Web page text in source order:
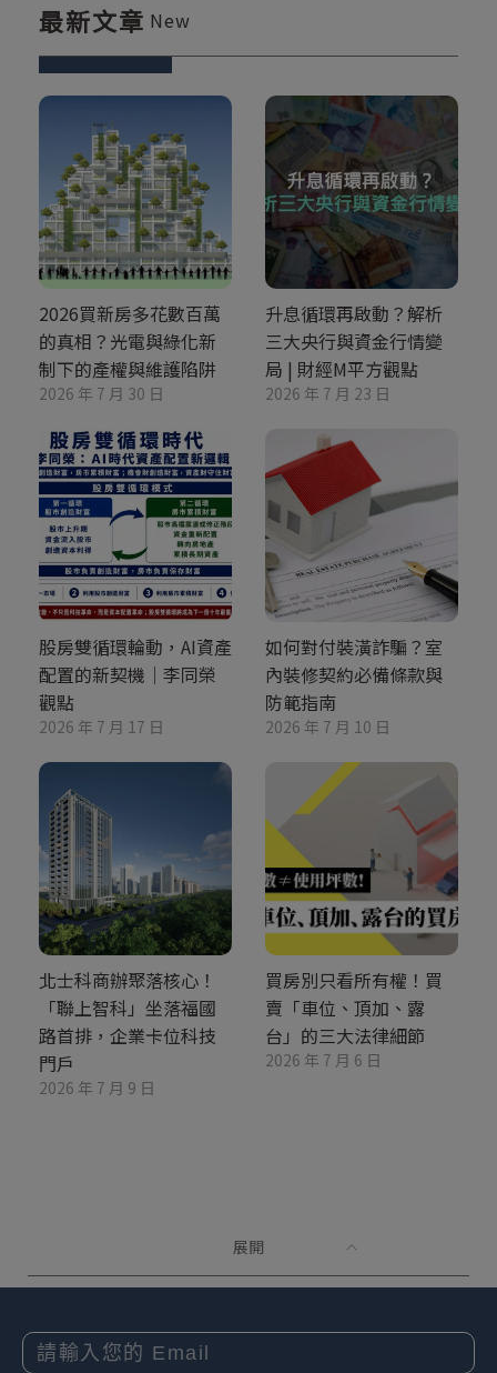
最新文章 New
2026買新房多花數百萬
的真相？光電與綠化新
制下的產權與維護陷阱
2026 年 7 月 30 日
升息循環再啟動？解析
三大央行與資金行情變
局 | 財經M平方觀點
2026 年 7 月 23 日
股房雙循環輪動，AI資產
配置的新契機｜李同榮
觀點
2026 年 7 月 17 日
如何對付裝潢詐騙？室
內裝修契約必備條款與
防範指南
2026 年 7 月 10 日
北士科商辦聚落核心！
「聯上智科」坐落福國
路首排，企業卡位科技
門戶
2026 年 7 月 9 日
買房別只看所有權！買
賣「車位、頂加、露
台」的三大法律細節
2026 年 7 月 6 日
展開